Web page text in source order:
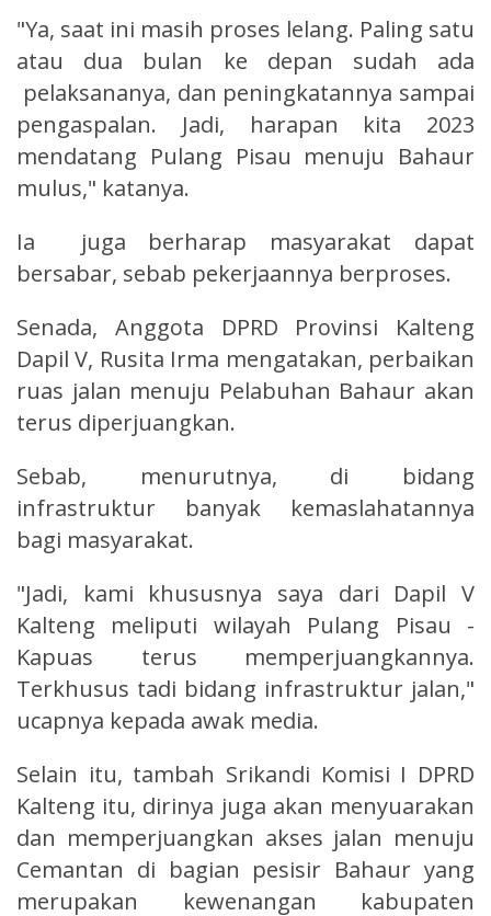
"Ya, saat ini masih proses lelang. Paling satu
atau dua bulan ke depan sudah ada
pelaksananya, dan peningkatannya sampai
pengaspalan. Jadi, harapan kita 2023
mendatang Pulang Pisau menuju Bahaur
mulus," katanya.
Ia juga berharap masyarakat dapat
bersabar, sebab pekerjaannya berproses.
Senada, Anggota DPRD Provinsi Kalteng
Dapil V, Rusita Irma mengatakan, perbaikan
ruas jalan menuju Pelabuhan Bahaur akan
terus diperjuangkan.
Sebab, menurutnya, di bidang
infrastruktur banyak kemaslahatannya
bagi masyarakat.
"Jadi, kami khususnya saya dari Dapil V
Kalteng meliputi wilayah Pulang Pisau -
Kapuas terus memperjuangkannya.
Terkhusus tadi bidang infrastruktur jalan,"
ucapnya kepada awak media.
Selain itu, tambah Srikandi Komisi I DPRD
Kalteng itu, dirinya juga akan menyuarakan
dan memperjuangkan akses jalan menuju
Cemantan di bagian pesisir Bahaur yang
merupakan kewenangan kabupaten